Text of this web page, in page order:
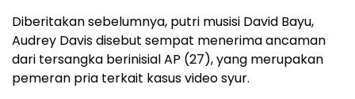
Diberitakan sebelumnya, putri musisi David Bayu,
Audrey Davis disebut sempat menerima ancaman
dari tersangka berinisial AP (27), yang merupakan
pemeran pria terkait kasus video syur.